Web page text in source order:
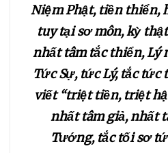
039 040
042 043
045 046
048 049
Niệm Phật, tiền thiển,
tuy tại sơ môn, kỳ
nhất tâm tắc thiển, Lý
Tức Sự, tức Lý, tắc
viết “triệt tiền, triệt
nhất tâm giả, nhất
Tướng, tắc tối sơ